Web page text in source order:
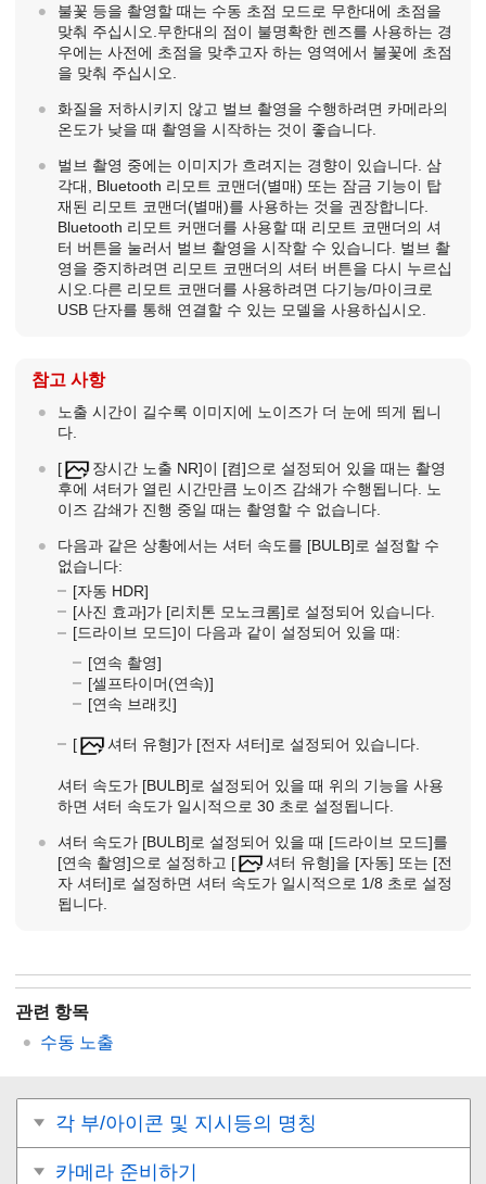
불꽃 등을 촬영할 때는 수동 초점 모드로 무한대에 초점을
맞춰 주십시오.무한대의 점이 불명확한 렌즈를 사용하는 경
우에는 사전에 초점을 맞추고자 하는 영역에서 불꽃에 초점
을 맞춰 주십시오.
화질을 저하시키지 않고 벌브 촬영을 수행하려면 카메라의
온도가 낮을 때 촬영을 시작하는 것이 좋습니다.
벌브 촬영 중에는 이미지가 흐려지는 경향이 있습니다. 삼
각대, Bluetooth 리모트 코맨더(별매) 또는 잠금 기능이 탑
재된 리모트 코맨더(별매)를 사용하는 것을 권장합니다.
Bluetooth 리모트 커맨더를 사용할 때 리모트 코맨더의 셔
터 버튼을 눌러서 벌브 촬영을 시작할 수 있습니다. 벌브 촬
영을 중지하려면 리모트 코맨더의 셔터 버튼을 다시 누르십
시오.다른 리모트 코맨더를 사용하려면 다기능/마이크로
USB 단자를 통해 연결할 수 있는 모델을 사용하십시오.
참고 사항
노출 시간이 길수록 이미지에 노이즈가 더 눈에 띄게 됩니
다.
[ 장시간 노출 NR]이 [켬]으로 설정되어 있을 때는 촬영
후에 셔터가 열린 시간만큼 노이즈 감쇄가 수행됩니다. 노
이즈 감쇄가 진행 중일 때는 촬영할 수 없습니다.
다음과 같은 상황에서는 셔터 속도를 [BULB]로 설정할 수
없습니다:
[자동 HDR]
[사진 효과]가 [리치톤 모노크롬]로 설정되어 있습니다.
[드라이브 모드]이 다음과 같이 설정되어 있을 때:
[연속 촬영]
[셀프타이머(연속)]
[연속 브래킷]
[ 셔터 유형]가 [전자 셔터]로 설정되어 있습니다.
셔터 속도가 [BULB]로 설정되어 있을 때 위의 기능을 사용
하면 셔터 속도가 일시적으로 30 초로 설정됩니다.
셔터 속도가 [BULB]로 설정되어 있을 때 [드라이브 모드]를
[연속 촬영]으로 설정하고 [ 셔터 유형]을 [자동] 또는 [전
자 셔터]로 설정하면 셔터 속도가 일시적으로 1/8 초로 설정
됩니다.
관련 항목
수동 노출
각 부/아이콘 및 지시등의 명칭
카메라 준비하기